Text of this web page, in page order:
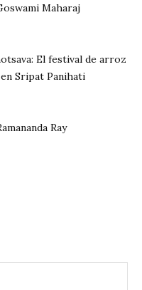
Maharaj
El festival de arroz
Sripat Panihati
Ray